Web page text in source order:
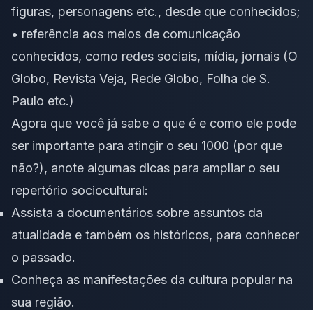
figuras, personagens etc., desde que conhecidos;
• referência aos meios de comunicação
conhecidos, como redes sociais, mídia, jornais (O
Globo, Revista Veja, Rede Globo, Folha de S.
Paulo etc.)
Agora que você já sabe o que é e como ele pode
ser importante para atingir o seu 1000 (por que
não?), anote algumas dicas para ampliar o seu
repertório sociocultural:
Assista a documentários sobre assuntos da
atualidade e também os históricos, para conhecer
o passado.
Conheça as manifestações da cultura popular na
sua região.